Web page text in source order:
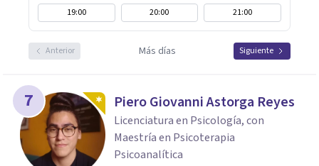
19:00
20:00 21:00
Anterior Más días Siguiente
7 Piero Giovanni Astorga Reyes
Licenciatura en Psicología, con
Maestría en Psicoterapia
Psicoanalítica